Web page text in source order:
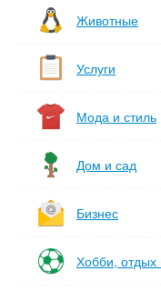
Животные
Услуги
Мода и стиль
Дом и сад
Бизнес
Хобби, отдых